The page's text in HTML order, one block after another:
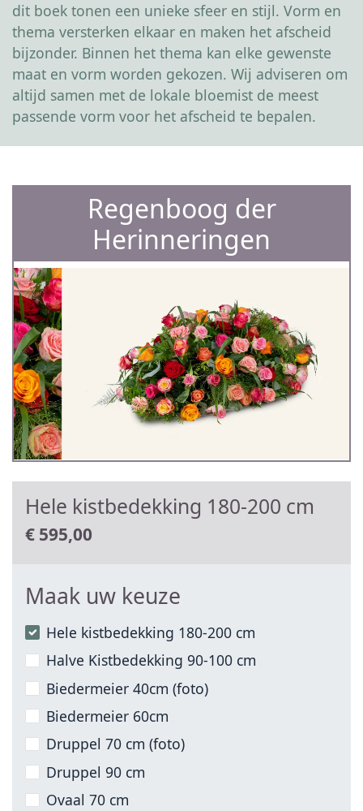
dit boek tonen een unieke sfeer en stijl. Vorm en
thema versterken elkaar en maken het afscheid
bijzonder. Binnen het thema kan elke gewenste
maat en vorm worden gekozen. Wij adviseren om
altijd samen met de lokale bloemist de meest
passende vorm voor het afscheid te bepalen.
Regenboog der
Herinneringen
Hele kistbedekking 180-200 cm
€ 595,00
Maak uw keuze
Hele kistbedekking 180-200 cm
Halve Kistbedekking 90-100 cm
Biedermeier 40cm (foto)
Biedermeier 60cm
Druppel 70 cm (foto)
Druppel 90 cm
Ovaal 70 cm